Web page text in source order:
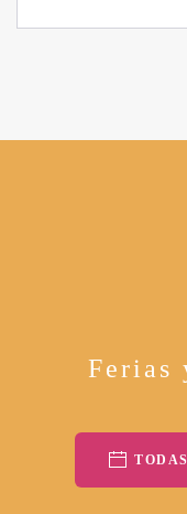
Ferias